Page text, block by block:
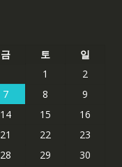
금 토
일
1
2
7 8
9
14 15
16
21 22
23
28 29
30